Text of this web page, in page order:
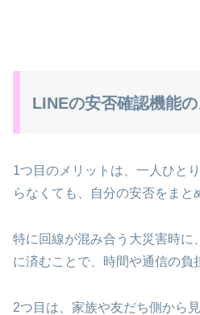
LINEの安否確認機能
1つ目のメリットは、一人ひと
らなくても、自分の安否をまと
特に回線が混み合う大災害時に
に済むことで、時間や通信の負
2つ目は、家族や友だち側から